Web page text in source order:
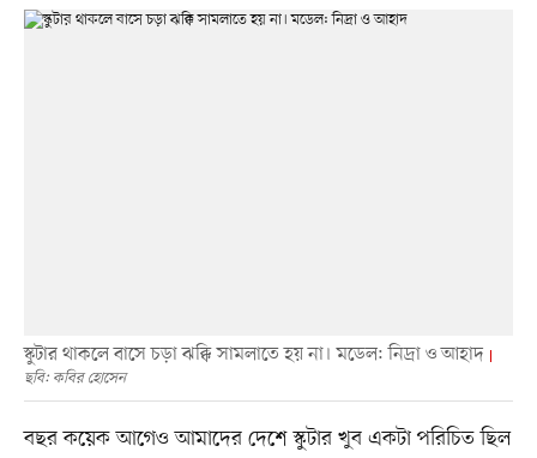
স্কুটার থাকলে বাসে চড়া ঝক্কি সামলাতে হয় না। মডেল: নিদ্রা ও আহাদ
ছবি: কবির হোসেন
বছর কয়েক আগেও আমাদের দেশে স্কুটার খুব একটা পরিচিত ছিল